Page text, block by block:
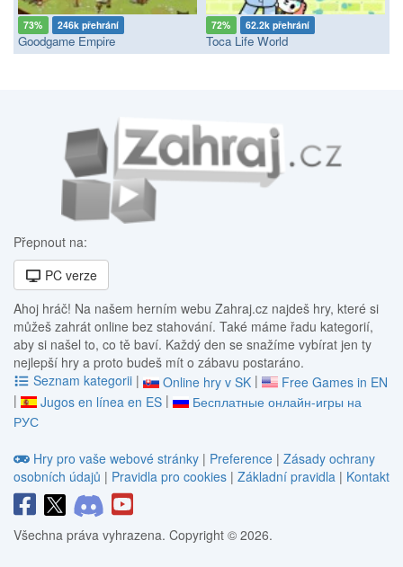
73% 246k přehrání
Goodgame Empire
72% 62.2k přehrání
Toca Life World
Přepnout na:
PC verze
Ahoj hráč! Na našem herním webu Zahraj.cz najdeš hry, které si
můžeš zahrát online bez stahování. Také máme řadu kategorií,
aby si našel to, co tě baví. Každý den se snažíme vybírat jen ty
nejlepší hry a proto budeš mít o zábavu postaráno.
Seznam kategorii | Online hry v SK |
Free Games in EN
|
Jugos en línea en ES |
Бесплатные онлайн-игры на
РУС
Hry pro vaše webové stránky | Preference | Zásady ochrany
osobních údajů | Pravidla pro cookies | Základní pravidla | Kontakt
Všechna práva vyhrazena. Copyright © 2026.